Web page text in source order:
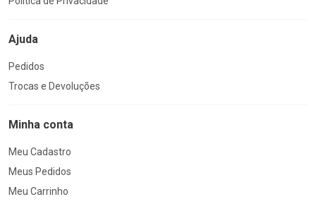
Ajuda
Pedidos
Trocas e Devoluções
Minha conta
Meu Cadastro
Meus Pedidos
Meu Carrinho